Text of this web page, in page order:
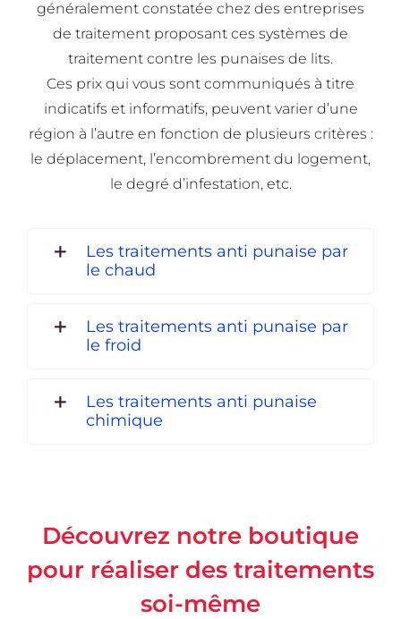
généralement constatée chez des entreprises
de traitement proposant ces systèmes de
traitement contre les punaises de lits.
Ces prix qui vous sont communiqués à titre
indicatifs et informatifs, peuvent varier d’une
région à l’autre en fonction de plusieurs critères :
le déplacement, l’encombrement du logement,
le degré d’infestation, etc.
Les traitements anti punaise par
le chaud
Les traitements anti punaise par
le froid
Les traitements anti punaise
chimique
Découvrez notre boutique
pour réaliser des traitements
soi-même